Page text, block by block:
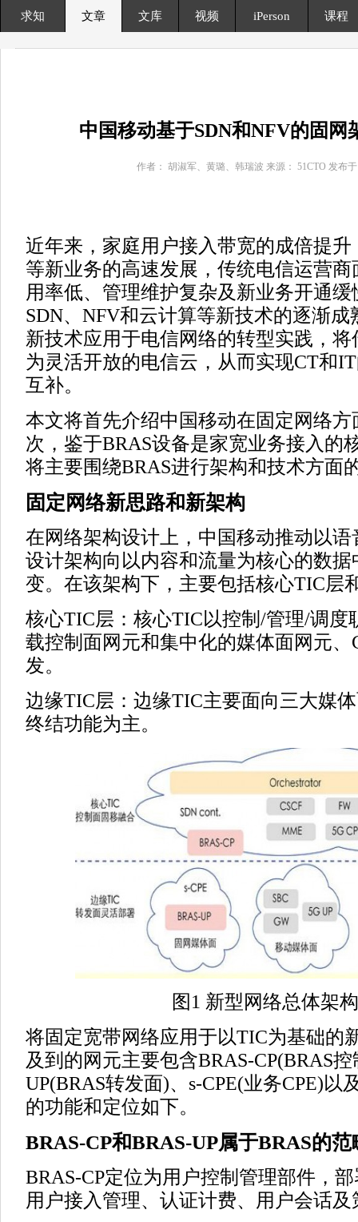
求知 文章 文库 视频 iPerson 课程
中国移动基于SDN和NFV的固网
作者： 胡淑军、黄璐、韩瑞波 来源： 51CTO 发布于
近年来，家庭用户接入带宽的成倍提
等新业务的高速发展，传统电信运营
用率低、管理维护复杂及新业务开通
SDN、NFV和云计算等新技术的逐渐
新技术应用于电信网络的转型实践，
为灵活开放的电信云，从而实现CT和
互补。
本文将首先介绍中国移动在固定网络
次，鉴于BRAS设备是家宽业务接入的
将主要围绕BRAS进行架构和技术方面
固定网络新思路和新架构
在网络架构设计上，中国移动推动以
设计架构向以内容和流量为核心的数
变。在该架构下，主要包括核心TIC层
核心TIC层：核心TIC以控制/管理/调度
载控制面网元和集中化的媒体面网元、
发。
边缘TIC层：边缘TIC主要面向三大媒
终结功能为主。
图1 新型网络总体架
将固定宽带网络应用于以TIC为基础的
及到的网元主要包含BRAS-CP(BRAS
UP(BRAS转发面)、s-CPE(业务CPE)以
的功能和定位如下。
BRAS-CP和BRAS-UP属于BRAS的范
BRAS-CP定位为用户控制管理部件，
用户接入管理、认证计费、用户会话